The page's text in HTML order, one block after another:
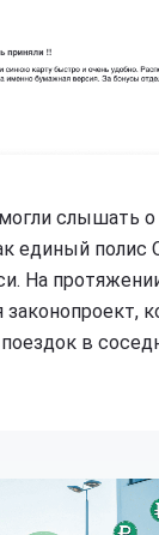
слышать
единый полис
На
законопроект,
в